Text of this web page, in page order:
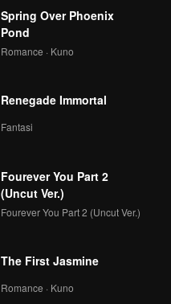
Spring Over Phoenix
Pond
Romance · Kuno
Renegade Immortal
Fantasi
Fourever You Part 2
(Uncut Ver.)
Fourever You Part 2 (Uncut Ver.)
The First Jasmine
Romance · Kuno